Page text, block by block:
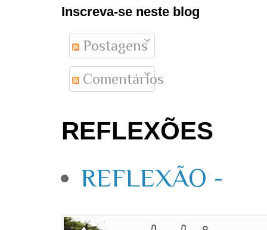
Inscreva-se neste blog
Postagens
Comentários
REFLEXÕES
REFLEXÃO -